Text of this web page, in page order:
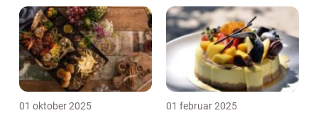
01 oktober 2025 01 februar 2025